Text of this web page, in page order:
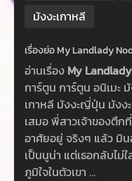
มังงะเกาหลี
เรื่องย่อ My Landlady
อ่านเรื่อง My
การ์ตูน การ์ตูน อนิเมะ
เกาหลี มังงะญี่ปุ่น มังง
เสมอ พี่สาวเจ้าของตึก
อาศัยอยู่ จริงๆ แล้ว มิน
เป็นนูน่า แต่เธอกลับไม่
ภูมิใจในตัวเขา …